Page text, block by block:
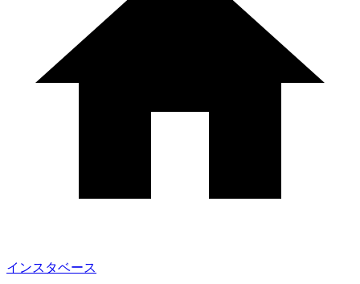
インスタベース